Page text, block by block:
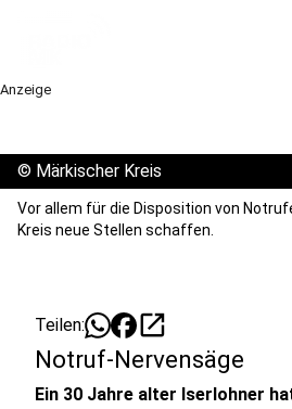
Anzeige
© Märkischer Kreis
Vor allem für die Disposition von
Kreis neue Stellen schaffen.
Teilen: open_in_new
Notruf-Nervensäge
Ein 30 Jahre alter Iserlohner